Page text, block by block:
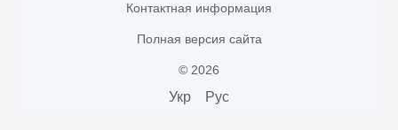
Контактная информация
Полная версия сайта
© 2026
Укр Рус